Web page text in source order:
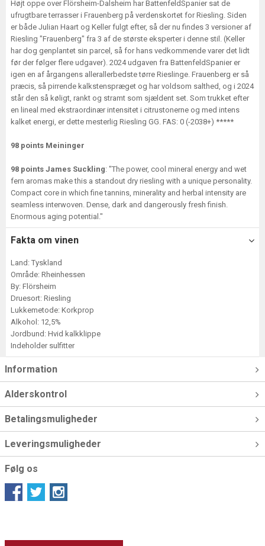
Højt oppe over Flörsheim-Dalsheim har BattenfeldSpanier sat de
ufrugtbare terrasser i Frauenberg på verdenskortet for Riesling. Siden
er både Julian Haart og Keller fulgt efter, så der nu findes 3 versioner af
Riesling "Frauenberg" fra 3 af de største eksperter i denne stil. (Keller
har dog genplantet sin parcel, så for hans vedkommende varer det lidt
før der følger flere udgaver). 2024 udgaven fra BattenfeldSpanier er
igen en af årgangens allerallerbedste tørre Rieslinge. Frauenberg er så
præcis, så pirrende kalkstenspræget og har voldsom salthed, og i 2024
står den så køligt, rankt og stramt som sjældent set. Som trukket efter
en lineal med ekstraordinær intensitet i citrustonerne og med intens
kalket energi, er dette mesterlig Riesling GG. FAS: 0 (-2038+) *****
98 points Meininger
98 points James Suckling: "The power, cool mineral energy and wet
fern aromas make this a standout dry riesling with a unique personality.
Compact core in which fine tannins, minerality and herbal intensity are
seamless interwoven. Dense, dark and dangerously fresh finish.
Enormous aging potential."
Fakta om vinen
Land: Tyskland
Område: Rheinhessen
By: Flörsheim
Druesort: Riesling
Lukkemetode: Korkprop
Alkohol: 12,5%
Jordbund: Hvid kalkklippe
Indeholder sulfitter
Information
Alderskontrol
Betalingsmuligheder
Leveringsmuligheder
Følg os